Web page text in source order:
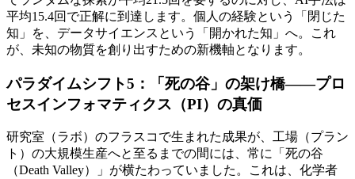
平均15.4回で正解に到達します。個人の経験という「閉じた
知」を、データサイエンスという「開かれた知」へ。これ
が、未知の物質を創り出すための新機軸となります。
パラダイムシフト5：「死の谷」の架け橋——プロ
セスインフォマティクス（PI）の真価
研究室（ラボ）のフラスコで生まれた成果が、工場（プラン
ト）の大規模生産へと至るまでの間には、常に「死の谷
（Death Valley）」が横たわっていました。これは、化学者